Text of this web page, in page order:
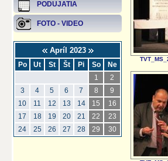
PODUJATIA
FOTO - VIDEO
Apríl 2023
Po Ut St Št Pi So
Ne
1
2
3
4 5 6 7 8
9
10
11 12 13 14 15
16
17
18 19 20 21 22
23
24
25 26 27 28 29 30